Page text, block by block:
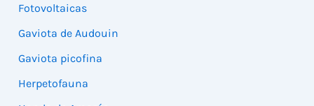
Fotovoltaicas
Gaviota de Audouin
Gaviota picofina
Herpetofauna